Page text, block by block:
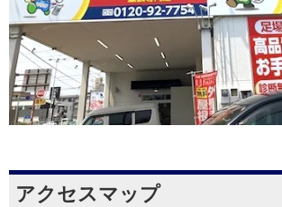
アクセスマップ